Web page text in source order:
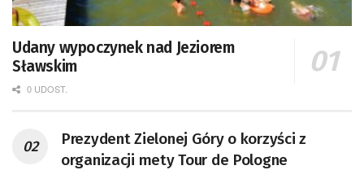
Udany wypoczynek nad Jeziorem
Sławskim
0 UDOST.
Prezydent Zielonej Góry o korzyści z
organizacji mety Tour de Pologne